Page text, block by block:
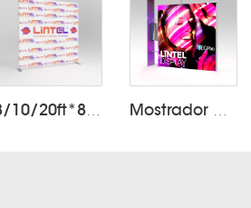
8/10/20ft*8ft Funda de Almohada LT-24Q1 Mostrador de Luces SEGPRO para Minoristas